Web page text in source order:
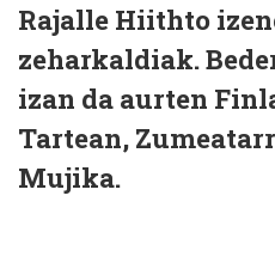
Rajalle Hiithto
zeharkaldiak.
izan da aurten
Tartean,
Mujika.